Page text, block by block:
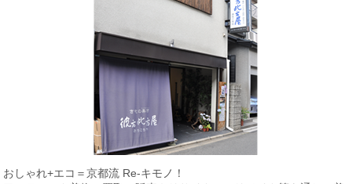
おしゃれ+エコ＝京都流 Re-キモノ！